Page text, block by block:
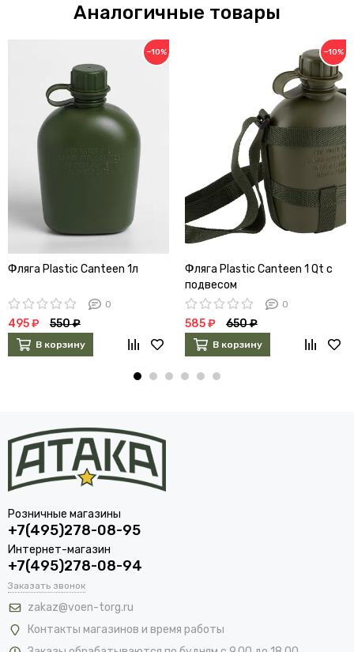
Аналогичные товары
−10%
Фляга Plastic Canteen 1л
0
495 ₽ 550 ₽
В корзину
−10%
Фляга Plastic Canteen 1 Qt с
подвесом
0
585 ₽ 650 ₽
В корзину
Розничные магазины
+7(495)278-08-95
Интернет-магазин
+7(495)278-08-94
Заказать звонок
zakaz@voen-torg.ru
Контакты магазинов и время работы